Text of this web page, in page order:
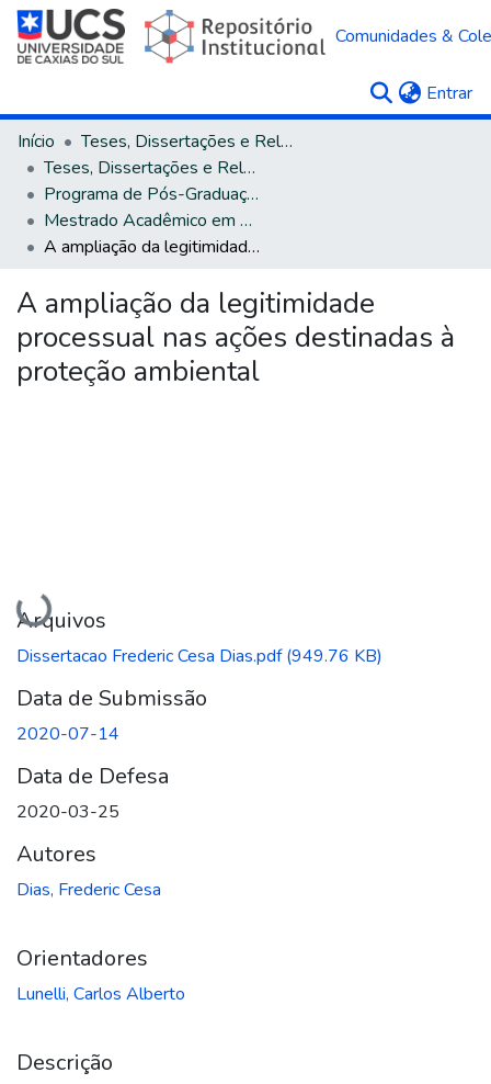
Comunidades &
Entrar
Início
Teses, Dissertações e Relatórios
Teses, Dissertações e Relatórios defendidos na UCS
Programa de Pós-Graduação em Direito
Mestrado Acadêmico em Direito
A ampliação da legitimidade processual nas ações destinadas à proteção ambiental
A ampliação da legitimidade
processual nas ações destinadas à
proteção ambiental
Carregando...
Arquivos
Dissertacao Frederic Cesa Dias.pdf(949.76 KB)
Data de Submissão
2020-07-14
Data de Defesa
2020-03-25
Autores
Dias, Frederic Cesa
Orientadores
Lunelli, Carlos Alberto
Descrição